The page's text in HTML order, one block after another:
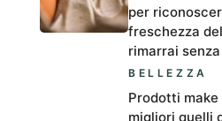
per
freschezza
rimarrai
BELLEZZA
Prodotti make
migliori quelli